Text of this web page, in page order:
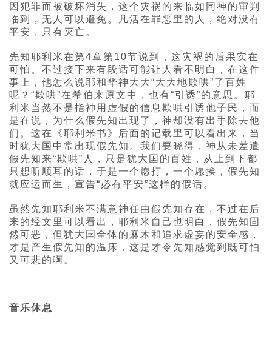
因犯罪而被破坏消失，这个灾祸的来临如同神的审判
临到，无人可以避免。凡活在罪恶里的人，绝对没有
平安，只有灭亡。
先知耶利米在第4章第10节说到，这灾祸的后果实在
可怕。不过接下来有段话可能让人看不明白，在这件
事上，他怎么说耶和华神大大“大大地欺哄”了百姓
呢？“欺哄”在希伯来原文中，也有“引诱”的意思。耶
利米当然不是指神用虚假的信息欺哄引诱他子民，而
是在说，为什么假先知出现了，神却没有出手除去他
们。这在《耶利米书》后面的记载里可以看出来，当
时犹大国中常出现假先知。我们要晓得，神从未差遣
假先知来“欺哄”人，只是犹大国的百姓，从上到下都
只想听顺耳的话，于是一个愿打，一个愿挨，假先知
就应运而生，宣告“必有平安”这样的假话。
虽然先知耶利米不满意神任由假先知存在，不过在后
来的经文里可以看出，耶利米自己也明白，假先知固
然可恶，但犹大国全体的麻木和追求虚妄的安全感，
才是产生假先知的温床，这是才令先知感觉到既可怕
又可悲的啊。
音乐休息